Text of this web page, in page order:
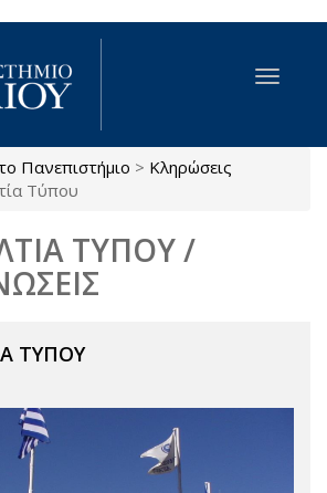
περιεχόμενο
Toggle
Πανεπιστήμιο > Κληρώσεις
Τύπου
ΤΥΠΟΥ /
ΤΥΠΟΥ